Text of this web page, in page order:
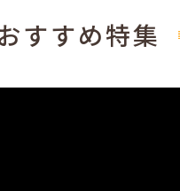
すすめ特集